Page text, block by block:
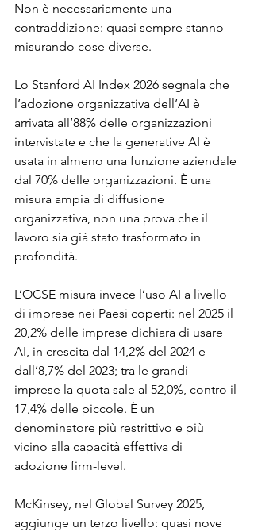
Non è necessariamente una
contraddizione: quasi sempre stanno
misurando cose diverse.
Lo Stanford AI Index 2026 segnala che
l’adozione organizzativa dell’AI è
arrivata all’88% delle organizzazioni
intervistate e che la generative AI è
usata in almeno una funzione aziendale
dal 70% delle organizzazioni. È una
misura ampia di diffusione
organizzativa, non una prova che il
lavoro sia già stato trasformato in
profondità.
L’OCSE misura invece l’uso AI a livello
di imprese nei Paesi coperti: nel 2025 il
20,2% delle imprese dichiara di usare
AI, in crescita dal 14,2% del 2024 e
dall’8,7% del 2023; tra le grandi
imprese la quota sale al 52,0%, contro il
17,4% delle piccole. È un
denominatore più restrittivo e più
vicino alla capacità effettiva di
adozione firm-level.
McKinsey, nel Global Survey 2025,
aggiunge un terzo livello: quasi nove